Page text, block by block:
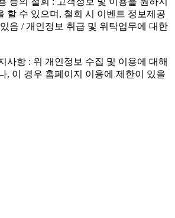
할 수 있으며, 철회 시 이벤트 정보제공
음 / 개인정보 취급 및 위탁업무에 대한
사항 : 위 개인정보 수집 및 이용에 대해
, 이 경우 홈페이지 이용에 제한이 있을